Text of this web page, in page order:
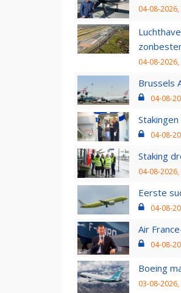
04-08-2026,
04-08-
Brussels
04-08-
04-08-
Staking
04-08-2026,
Eerste
04-08-
Air
04-08-
Boeing
03-08-